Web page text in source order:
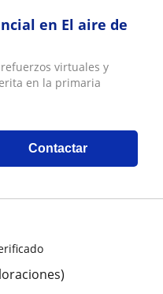
en El aire de
virtuales y
en la primaria
Contactar